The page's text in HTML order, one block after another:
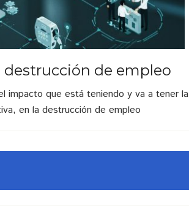
de empleo
impacto que está teniendo y va a tener la
en la destrucción de empleo